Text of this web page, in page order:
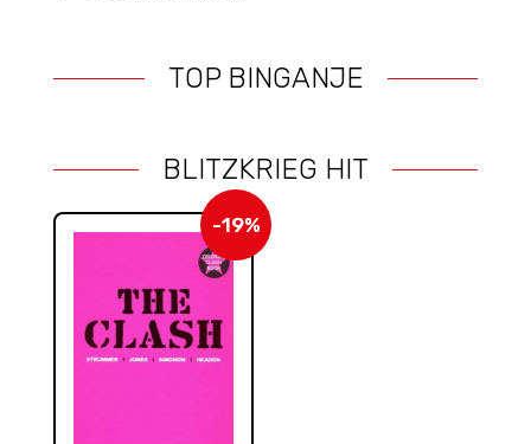
TOP BINGANJE
BLITZKRIEG HIT
-19%